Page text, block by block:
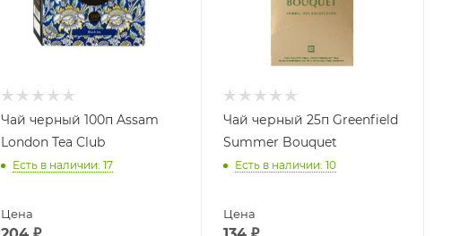
Чай черный 100п Assam
London Tea Club
Есть в наличии: 17
Цена
Чай черный 25п Greenfield
Summer Bouquet
Есть в наличии: 10
Цена